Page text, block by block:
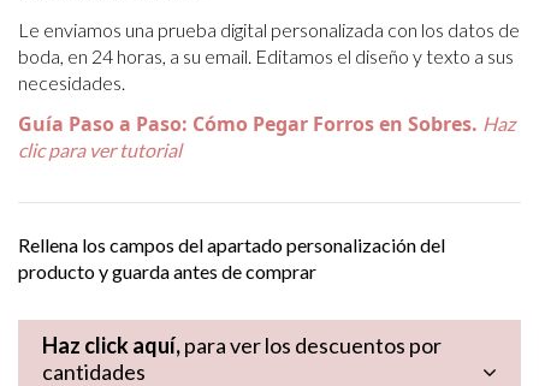
Le enviamos una prueba digital personalizada con los datos de
boda, en 24 horas, a su email. Editamos el diseño y texto a sus
necesidades.
Guía Paso a Paso: Cómo Pegar Forros en Sobres. Haz
clic para ver tutorial
Rellena los campos del apartado personalización del
producto y guarda antes de comprar
Haz click aquí,para ver los descuentos por
cantidades